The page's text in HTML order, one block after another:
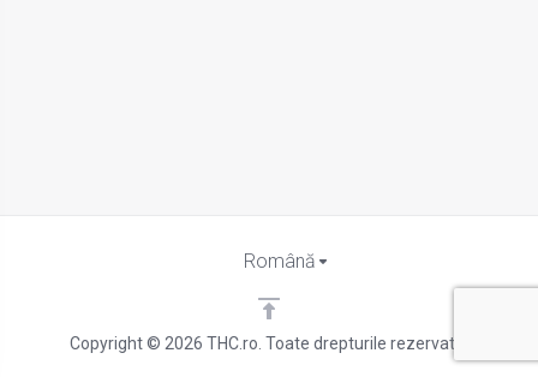
Copyright © 2026 THC.ro. Toate drepturile rezervate.
Română